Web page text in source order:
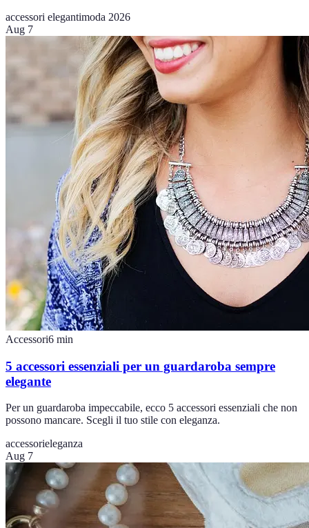
accessori elegantimoda 2026
Aug 7
Accessori6 min
5 accessori essenziali per un guardaroba sempre
elegante
Per un guardaroba impeccabile, ecco 5 accessori essenziali che non
possono mancare. Scegli il tuo stile con eleganza.
accessorieleganza
Aug 7